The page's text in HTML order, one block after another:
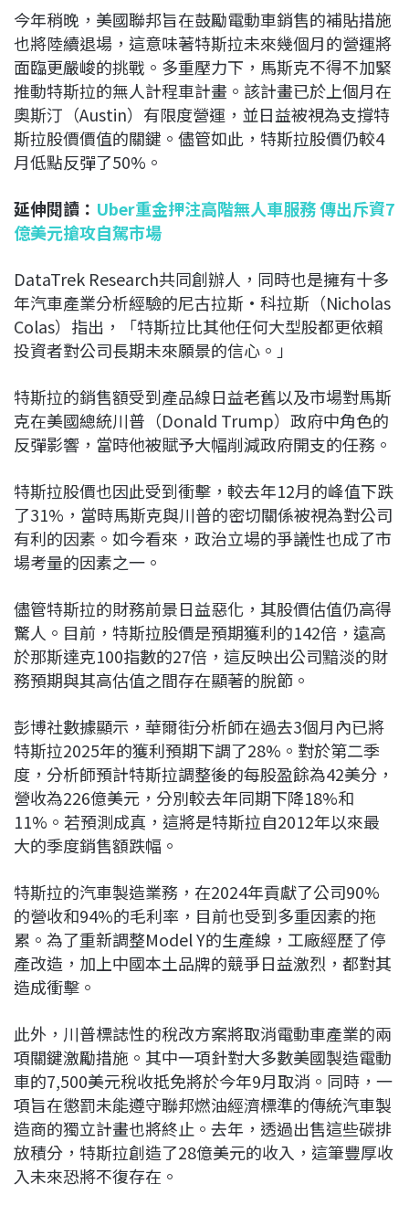
今年稍晚，美國聯邦旨在鼓勵電動車銷售的補貼措施
也將陸續退場，這意味著特斯拉未來幾個月的營運將
面臨更嚴峻的挑戰。多重壓力下，馬斯克不得不加緊
推動特斯拉的無人計程車計畫。該計畫已於上個月在
奧斯汀（Austin）有限度營運，並日益被視為支撐特
斯拉股價價值的關鍵。儘管如此，特斯拉股價仍較4
月低點反彈了50%。
延伸閱讀： Uber重金押注高階無人車服務 傳出斥資7
億美元搶攻自駕市場
DataTrek Research共同創辦人，同時也是擁有十多
年汽車產業分析經驗的尼古拉斯·科拉斯（Nicholas
Colas）指出，「特斯拉比其他任何大型股都更依賴
投資者對公司長期未來願景的信心。」
特斯拉的銷售額受到產品線日益老舊以及市場對馬斯
克在美國總統川普（Donald Trump）政府中角色的
反彈影響，當時他被賦予大幅削減政府開支的任務。
特斯拉股價也因此受到衝擊，較去年12月的峰值下跌
了31%，當時馬斯克與川普的密切關係被視為對公司
有利的因素。如今看來，政治立場的爭議性也成了市
場考量的因素之一。
儘管特斯拉的財務前景日益惡化，其股價估值仍高得
驚人。目前，特斯拉股價是預期獲利的142倍，遠高
於那斯達克100指數的27倍，這反映出公司黯淡的財
務預期與其高估值之間存在顯著的脫節。
彭博社數據顯示，華爾街分析師在過去3個月內已將
特斯拉2025年的獲利預期下調了28%。對於第二季
度，分析師預計特斯拉調整後的每股盈餘為42美分，
營收為226億美元，分別較去年同期下降18%和
11%。若預測成真，這將是特斯拉自2012年以來最
大的季度銷售額跌幅。
特斯拉的汽車製造業務，在2024年貢獻了公司90%
的營收和94%的毛利率，目前也受到多重因素的拖
累。為了重新調整Model Y的生產線，工廠經歷了停
產改造，加上中國本土品牌的競爭日益激烈，都對其
造成衝擊。
此外，川普標誌性的稅改方案將取消電動車產業的兩
項關鍵激勵措施。其中一項針對大多數美國製造電動
車的7,500美元稅收抵免將於今年9月取消。同時，一
項旨在懲罰未能遵守聯邦燃油經濟標準的傳統汽車製
造商的獨立計畫也將終止。去年，透過出售這些碳排
放積分，特斯拉創造了28億美元的收入，這筆豐厚收
入未來恐將不復存在。